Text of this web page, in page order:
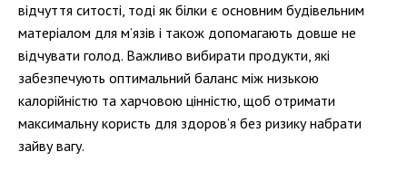
відчуття ситості, тоді як білки є основним будівельним
матеріалом для м’язів і також допомагають довше не
відчувати голод. Важливо вибирати продукти, які
забезпечують оптимальний баланс між низькою
калорійністю та харчовою цінністю, щоб отримати
максимальну користь для здоров’я без ризику набрати
зайву вагу.